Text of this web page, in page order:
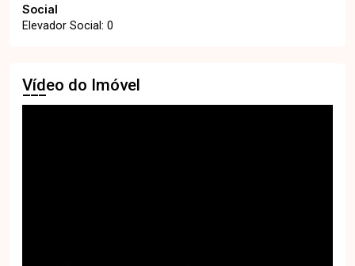
Social
Elevador Social: 0
Vídeo do Imóvel